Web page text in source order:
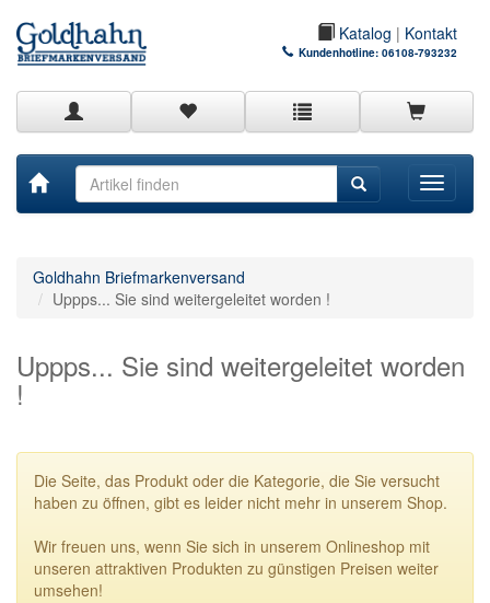
Katalog | Kontakt
Kundenhotline: 06108-793232
Toggle
Goldhahn Briefmarkenversand
Uppps... Sie sind weitergeleitet worden !
Uppps... Sie sind weitergeleitet worden
!
Die Seite, das Produkt oder die Kategorie, die Sie versucht
haben zu öffnen, gibt es leider nicht mehr in unserem Shop.
Wir freuen uns, wenn Sie sich in unserem Onlineshop mit
unseren attraktiven Produkten zu günstigen Preisen weiter
umsehen!